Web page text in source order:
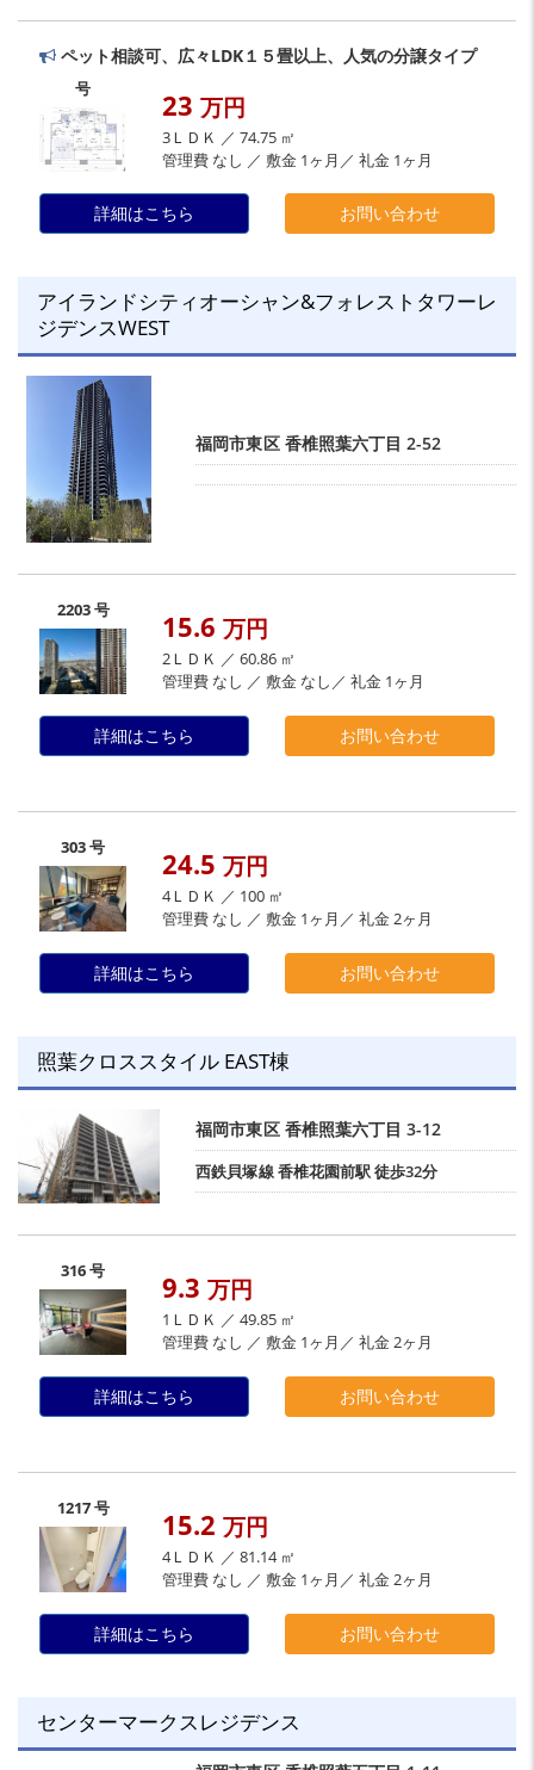
ペット相談可、広々LDK１５畳以上、人気の分譲タイプ
号 23 万円
3ＬＤＫ ／ 74.75 ㎡
管理費 なし ／ 敷金 1ヶ月／ 礼金 1ヶ月
詳細はこちら お問い合わせ
アイランドシティオーシャン&フォレストタワーレ
ジデンスWEST
福岡市東区 香椎照葉六丁目 2-52
2203 号 15.6 万円
2ＬＤＫ ／ 60.86 ㎡
管理費 なし ／ 敷金 なし／ 礼金 1ヶ月
詳細はこちら お問い合わせ
303 号 24.5 万円
4ＬＤＫ ／ 100 ㎡
管理費 なし ／ 敷金 1ヶ月／ 礼金 2ヶ月
詳細はこちら お問い合わせ
照葉クロススタイル EAST棟
福岡市東区 香椎照葉六丁目 3-12
西鉄貝塚線香椎花園前駅徒歩32分
316 号 9.3 万円
1ＬＤＫ ／ 49.85 ㎡
管理費 なし ／ 敷金 1ヶ月／ 礼金 2ヶ月
詳細はこちら お問い合わせ
1217 号 15.2 万円
4ＬＤＫ ／ 81.14 ㎡
管理費 なし ／ 敷金 1ヶ月／ 礼金 2ヶ月
詳細はこちら お問い合わせ
センターマークスレジデンス